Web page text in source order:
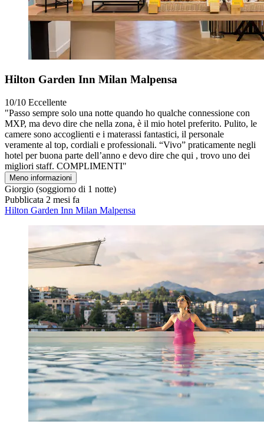
Hilton Garden Inn Milan Malpensa
10/10 Eccellente
"Passo sempre solo una notte quando ho qualche connessione con
MXP, ma devo dire che nella zona, è il mio hotel preferito. Pulito, le
camere sono accoglienti e i materassi fantastici, il personale
veramente al top, cordiali e professionali. “Vivo” praticamente negli
hotel per buona parte dell’anno e devo dire che qui , trovo uno dei
migliori staff. COMPLIMENTI"
Meno informazioni
Giorgio (soggiorno di 1 notte)
Pubblicata 2 mesi fa
Hilton Garden Inn Milan Malpensa